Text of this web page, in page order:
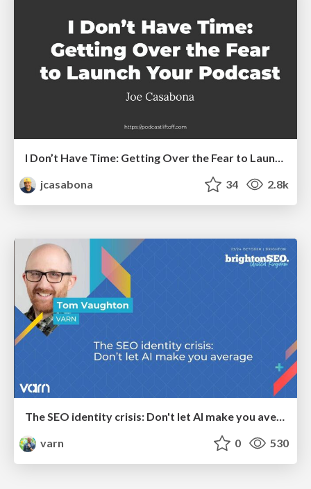
jcasabona
34 2.8k
The SEO identity crisis: Don't let AI make you average
varn
0 530